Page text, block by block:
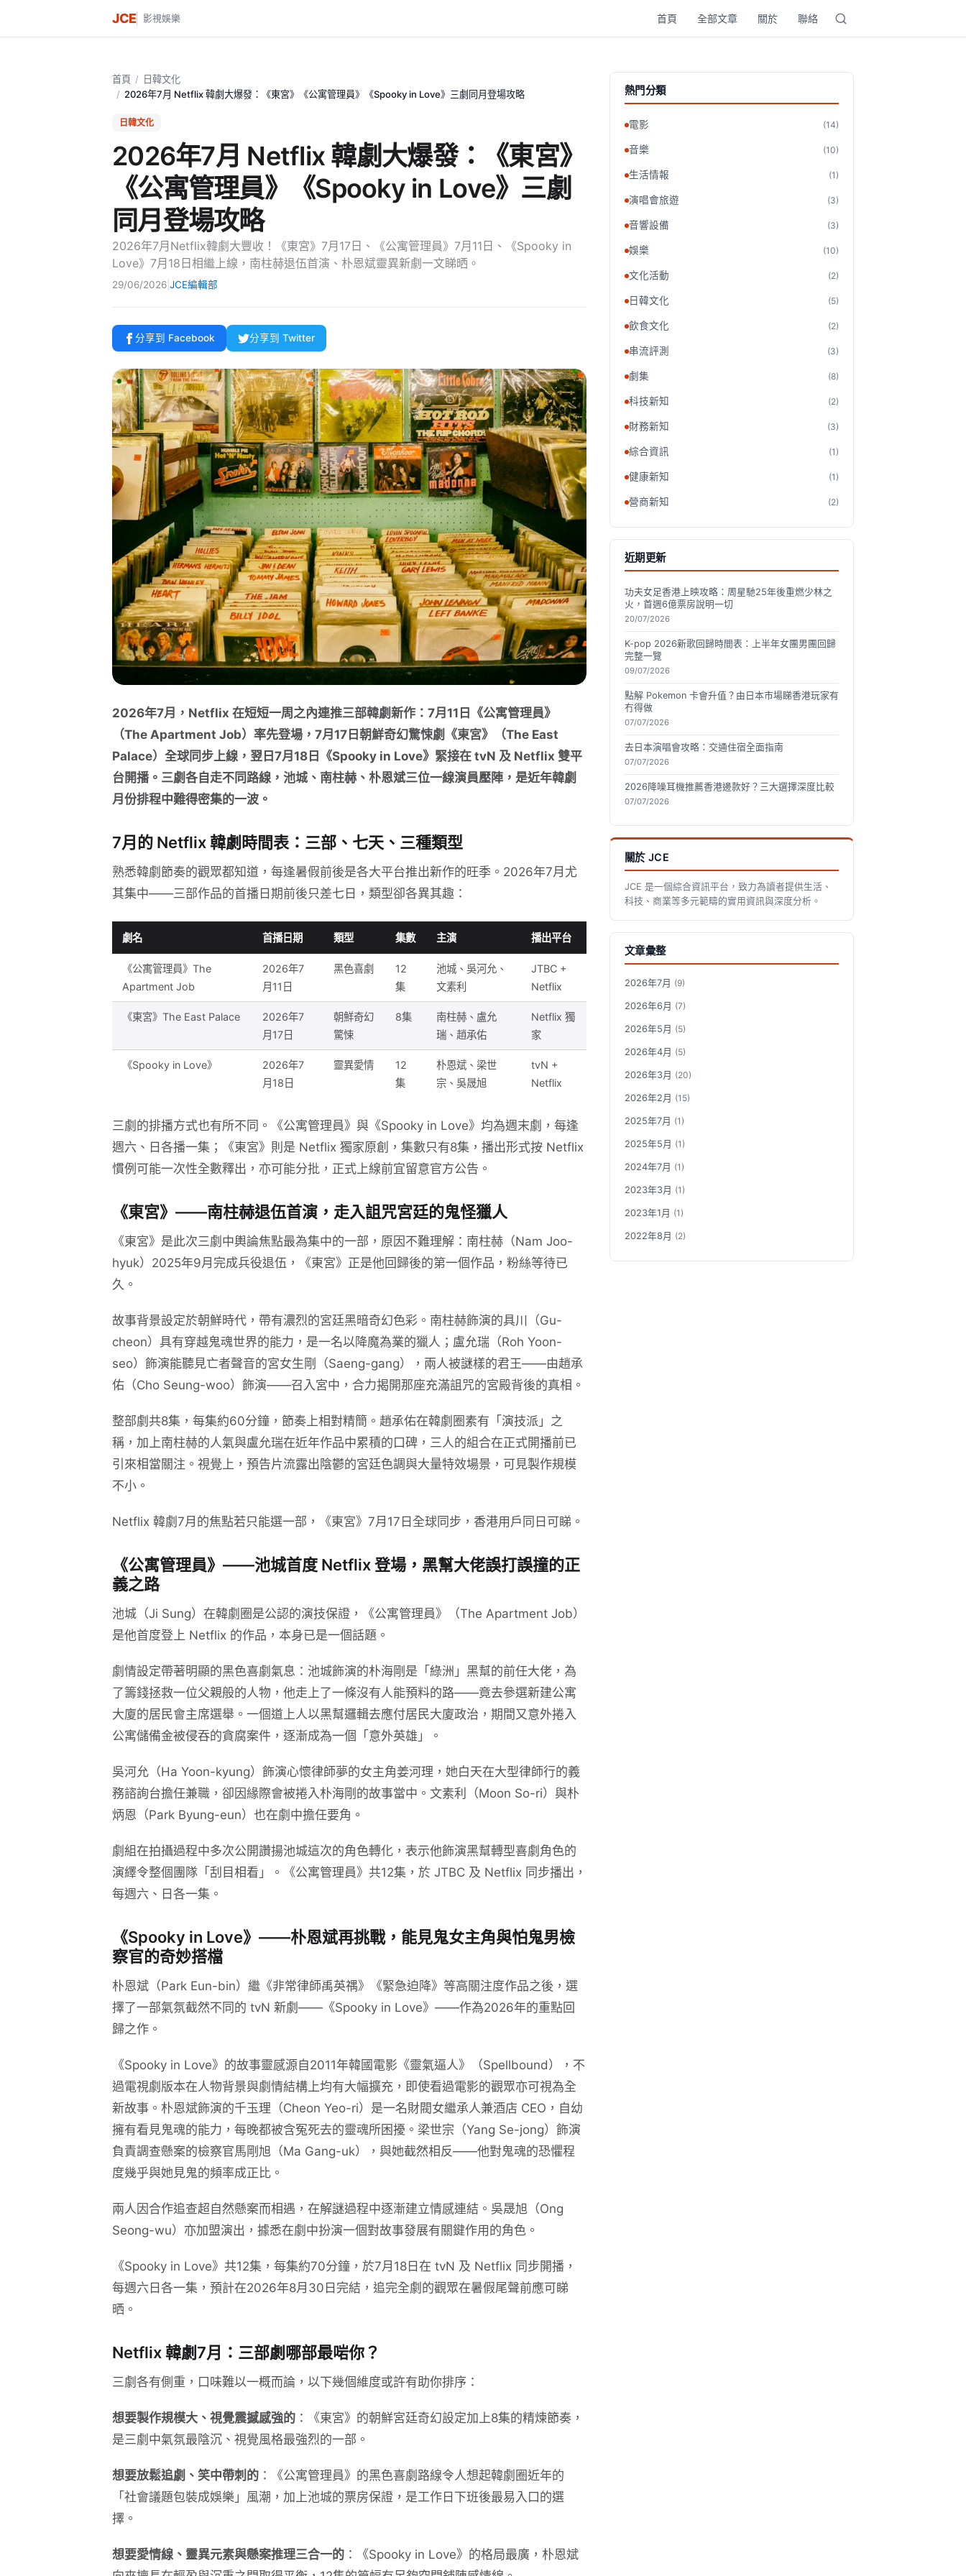
JCE 影視娛樂 首頁 全部文章 關於 聯絡
首頁 /
日韓文化
/ 2026年7月 Netflix 韓劇大爆發：《東宮》《公寓管理員》《Spooky in Love》三劇同月登場攻略
日韓文化
2026年7月 Netflix 韓劇大爆發：《東宮》
《公寓管理員》《Spooky in Love》三劇
同月登場攻略
2026年7月Netflix韓劇大豐收！《東宮》7月17日、《公寓管理員》7月11日、《Spooky in
Love》7月18日相繼上線，南柱赫退伍首演、朴恩斌靈異新劇一文睇晒。
29/06/2026 JCE編輯部
分享到 Facebook 分享到 Twitter
2026年7月，Netflix 在短短一周之內連推三部韓劇新作：7月11日《公寓管理員》
（The Apartment Job）率先登場，7月17日朝鮮奇幻驚悚劇《東宮》（The East
Palace）全球同步上線，翌日7月18日《Spooky in Love》緊接在 tvN 及 Netflix 雙平
台開播。三劇各自走不同路線，池城、南柱赫、朴恩斌三位一線演員壓陣，是近年韓劇
月份排程中難得密集的一波。
7月的 Netflix 韓劇時間表：三部、七天、三種類型
熟悉韓劇節奏的觀眾都知道，每逢暑假前後是各大平台推出新作的旺季。2026年7月尤
其集中——三部作品的首播日期前後只差七日，類型卻各異其趣：
劇名 首播日期 類型 集數 主演 播出平台
《公寓管理員》The
Apartment Job
2026年7
月11日
黑色喜劇
12
集
池城、吳河允、
文素利
JTBC +
Netflix
《東宮》The East Palace
2026年7
月17日
朝鮮奇幻
驚悚
8集
南柱赫、盧允
瑞、趙承佑
Netflix 獨
家
《Spooky in Love》
2026年7
月18日
靈異愛情
12
集
朴恩斌、梁世
宗、吳晟旭
tvN +
Netflix
三劇的排播方式也有所不同。《公寓管理員》與《Spooky in Love》均為週末劇，每逢
週六、日各播一集；《東宮》則是 Netflix 獨家原創，集數只有8集，播出形式按 Netflix
慣例可能一次性全數釋出，亦可能分批，正式上線前宜留意官方公告。
《東宮》——南柱赫退伍首演，走入詛咒宮廷的鬼怪獵人
《東宮》是此次三劇中輿論焦點最為集中的一部，原因不難理解：南柱赫（Nam Joo-
hyuk）2025年9月完成兵役退伍，《東宮》正是他回歸後的第一個作品，粉絲等待已
久。
故事背景設定於朝鮮時代，帶有濃烈的宮廷黑暗奇幻色彩。南柱赫飾演的具川（Gu-
cheon）具有穿越鬼魂世界的能力，是一名以降魔為業的獵人；盧允瑞（Roh Yoon-
seo）飾演能聽見亡者聲音的宮女生剛（Saeng-gang），兩人被謎樣的君王——由趙承
佑（Cho Seung-woo）飾演——召入宮中，合力揭開那座充滿詛咒的宮殿背後的真相。
整部劇共8集，每集約60分鐘，節奏上相對精簡。趙承佑在韓劇圈素有「演技派」之
稱，加上南柱赫的人氣與盧允瑞在近年作品中累積的口碑，三人的組合在正式開播前已
引來相當關注。視覺上，預告片流露出陰鬱的宮廷色調與大量特效場景，可見製作規模
不小。
Netflix 韓劇7月的焦點若只能選一部，《東宮》7月17日全球同步，香港用戶同日可睇。
《公寓管理員》——池城首度 Netflix 登場，黑幫大佬誤打誤撞的正
義之路
池城（Ji Sung）在韓劇圈是公認的演技保證，《公寓管理員》（The Apartment Job）
是他首度登上 Netflix 的作品，本身已是一個話題。
劇情設定帶著明顯的黑色喜劇氣息：池城飾演的朴海剛是「綠洲」黑幫的前任大佬，為
了籌錢拯救一位父親般的人物，他走上了一條沒有人能預料的路——竟去參選新建公寓
大廈的居民會主席選舉。一個道上人以黑幫邏輯去應付居民大廈政治，期間又意外捲入
公寓儲備金被侵吞的貪腐案件，逐漸成為一個「意外英雄」。
吳河允（Ha Yoon-kyung）飾演心懷律師夢的女主角姜河理，她白天在大型律師行的義
務諮詢台擔任兼職，卻因緣際會被捲入朴海剛的故事當中。文素利（Moon So-ri）與朴
炳恩（Park Byung-eun）也在劇中擔任要角。
劇組在拍攝過程中多次公開讚揚池城這次的角色轉化，表示他飾演黑幫轉型喜劇角色的
演繹令整個團隊「刮目相看」。《公寓管理員》共12集，於 JTBC 及 Netflix 同步播出，
每週六、日各一集。
《Spooky in Love》——朴恩斌再挑戰，能見鬼女主角與怕鬼男檢
察官的奇妙搭檔
朴恩斌（Park Eun-bin）繼《非常律師禹英禑》《緊急迫降》等高關注度作品之後，選
擇了一部氣氛截然不同的 tvN 新劇——《Spooky in Love》——作為2026年的重點回
歸之作。
《Spooky in Love》的故事靈感源自2011年韓國電影《靈氣逼人》（Spellbound），不
過電視劇版本在人物背景與劇情結構上均有大幅擴充，即使看過電影的觀眾亦可視為全
新故事。朴恩斌飾演的千玉理（Cheon Yeo-ri）是一名財閥女繼承人兼酒店 CEO，自幼
擁有看見鬼魂的能力，每晚都被含冤死去的靈魂所困擾。梁世宗（Yang Se-jong）飾演
負責調查懸案的檢察官馬剛旭（Ma Gang-uk），與她截然相反——他對鬼魂的恐懼程
度幾乎與她見鬼的頻率成正比。
兩人因合作追查超自然懸案而相遇，在解謎過程中逐漸建立情感連結。吳晟旭（Ong
Seong-wu）亦加盟演出，據悉在劇中扮演一個對故事發展有關鍵作用的角色。
《Spooky in Love》共12集，每集約70分鐘，於7月18日在 tvN 及 Netflix 同步開播，
每週六日各一集，預計在2026年8月30日完結，追完全劇的觀眾在暑假尾聲前應可睇
晒。
Netflix 韓劇7月：三部劇哪部最啱你？
三劇各有側重，口味難以一概而論，以下幾個維度或許有助你排序：
想要製作規模大、視覺震撼感強的 ：《東宮》的朝鮮宮廷奇幻設定加上8集的精煉節奏，
是三劇中氣氛最陰沉、視覺風格最強烈的一部。
想要放鬆追劇、笑中帶刺的 ：《公寓管理員》的黑色喜劇路線令人想起韓劇圈近年的
「社會議題包裝成娛樂」風潮，加上池城的票房保證，是工作日下班後最易入口的選
擇。
想要愛情線、靈異元素與懸案推理三合一的 ：《Spooky in Love》的格局最廣，朴恩斌
熱門分類
電影 (14)
音樂 (10)
生活情報 (1)
演唱會旅遊 (3)
音響設備 (3)
娛樂 (10)
文化活動 (2)
日韓文化 (5)
飲食文化 (2)
串流評測 (3)
劇集 (8)
科技新知 (2)
財務新知 (3)
綜合資訊 (1)
健康新知 (1)
營商新知 (2)
近期更新
功夫女足香港上映攻略：周星馳25年後重燃少林之
火，首週6億票房說明一切
20/07/2026
K-pop 2026新歌回歸時間表：上半年女團男團回歸
完整一覽
09/07/2026
點解 Pokemon 卡會升值？由日本市場睇香港玩家有
冇得做
07/07/2026
去日本演唱會攻略：交通住宿全面指南
07/07/2026
2026降噪耳機推薦香港邊款好？三大選擇深度比較
07/07/2026
關於 JCE
JCE 是一個綜合資訊平台，致力為讀者提供生活、
科技、商業等多元範疇的實用資訊與深度分析。
文章彙整
2026年7月 (9)
2026年6月 (7)
2026年5月 (5)
2026年4月 (5)
2026年3月 (20)
2026年2月 (15)
2025年7月 (1)
2025年5月 (1)
2024年7月 (1)
2023年3月 (1)
2023年1月 (1)
2022年8月 (2)